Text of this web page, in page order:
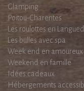
Glamping
Poitou-Charentes
Les roulottes en
Les bulles avec spa
Week end en amoureux
Weekend en famille
Idées cadeaux
Hébergements